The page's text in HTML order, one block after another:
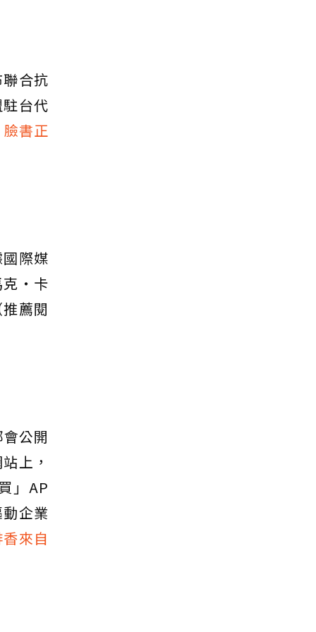
合抗
台代
書正
際媒
克‧卡
薦閱
公開
上，
」AP
企業
來自